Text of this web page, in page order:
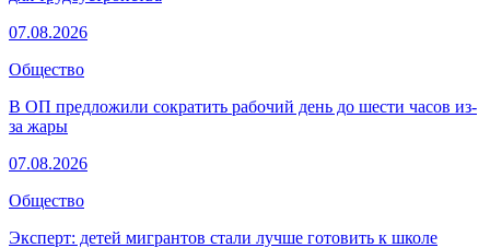
07.08.2026
Общество
В ОП предложили сократить рабочий день до шести часов из-
за жары
07.08.2026
Общество
Эксперт: детей мигрантов стали лучше готовить к школе